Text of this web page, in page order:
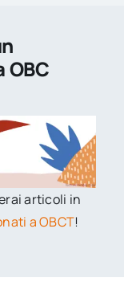
OBC
articoli in
a OBCT!